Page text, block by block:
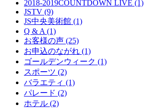
2018-2019COUNTDOWN LIVE (1)
JSTV (9)
JS中央美術館 (1)
Q & A (1)
お客様の声 (25)
お申込のながれ (1)
ゴールデンウィーク (1)
スポーツ (2)
バラエティ (1)
パレード (2)
ホテル (2)